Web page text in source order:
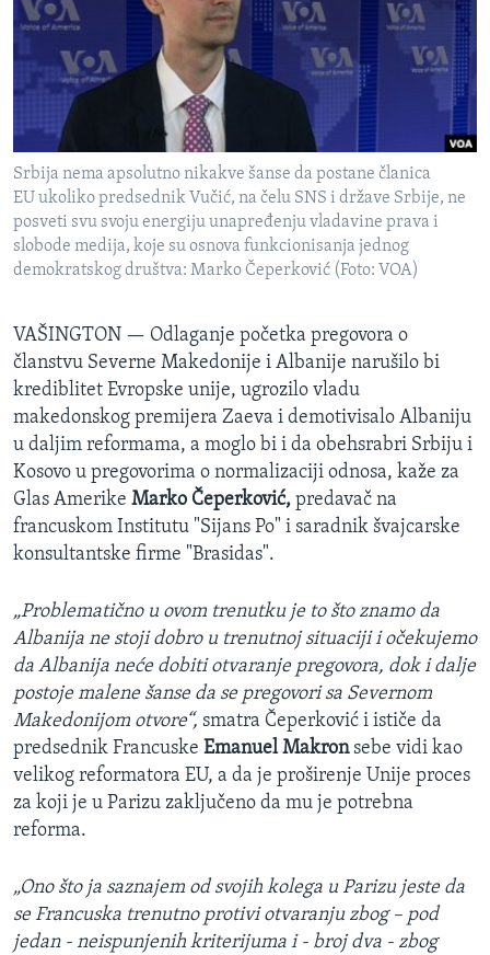
SPORT
INTERVJU
Srbija nema apsolutno nikakve šanse da postane članica
EU ukoliko predsednik Vučić, na čelu SNS i države Srbije, ne
posveti svu svoju energiju unapređenju vladavine prava i
slobode medija, koje su osnova funkcionisanja jednog
demokratskog društva: Marko Čeperković (Foto: VOA)
VAŠINGTON — Odlaganje početka pregovora o
članstvu Severne Makedonije i Albanije narušilo bi
krediblitet Evropske unije, ugrozilo vladu
makedonskog premijera Zaeva i demotivisalo Albaniju
u daljim reformama, a moglo bi i da obehsrabri Srbiju i
Kosovo u pregovorima o normalizaciji odnosa, kaže za
Glas Amerike Marko Čeperković, predavač na
francuskom Institutu "Sijans Po" i saradnik švajcarske
konsultantske firme "Brasidas".
„Problematično u ovom trenutku je to što znamo da
Albanija ne stoji dobro u trenutnoj situaciji i očekujemo
da Albanija neće dobiti otvaranje pregovora, dok i dalje
postoje malene šanse da se pregovori sa Severnom
Makedonijom otvore“, smatra Čeperković i ističe da
predsednik Francuske Emanuel Makronsebe vidi kao
velikog reformatora EU, a da je proširenje Unije proces
za koji je u Parizu zaključeno da mu je potrebna
reforma.
„Ono što ja saznajem od svojih kolega u Parizu jeste da
se Francuska trenutno protivi otvaranju zbog – pod
jedan - neispunjenih kriterijuma i - broj dva - zbog